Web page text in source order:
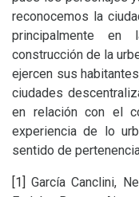
reconocemos la
principalmente en
construcción de la
ejercen sus
ciudades
en relación con el
experiencia de lo
sentido de
[1]García Canclini,